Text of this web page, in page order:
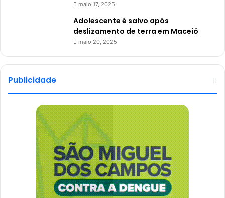
maio 17, 2025
Adolescente é salvo após
deslizamento de terra em Maceió
maio 20, 2025
Publicidade